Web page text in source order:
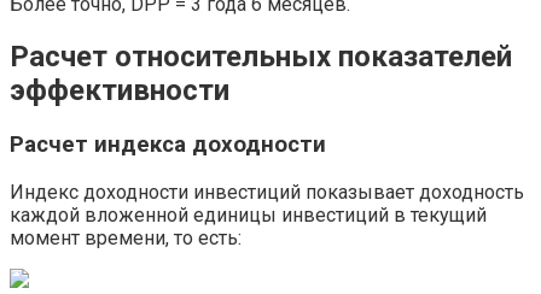
Расчет относительных показателей
эффективности
Расчет индекса доходности
Индекс доходности инвестиций показывает доходность
каждой вложенной единицы инвестиций в текущий
момент времени, то есть: